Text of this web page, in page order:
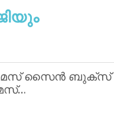
സൈന്‍ ബുക്‌സ്